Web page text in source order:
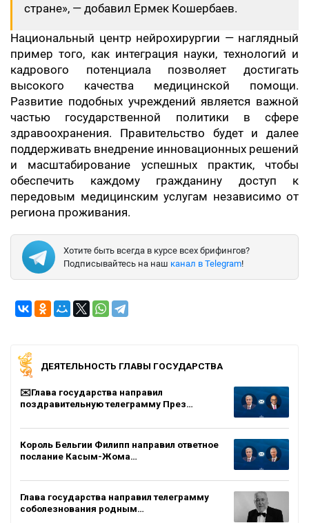
стране», — добавил Ермек Кошербаев.
Национальный центр нейрохирургии — наглядный
пример того, как интеграция науки, технологий и
кадрового потенциала позволяет достигать
высокого качества медицинской помощи.
Развитие подобных учреждений является важной
частью государственной политики в сфере
здравоохранения. Правительство будет и далее
поддерживать внедрение инновационных решений
и масштабирование успешных практик, чтобы
обеспечить каждому гражданину доступ к
передовым медицинским услугам независимо от
региона проживания.
Хотите быть всегда в курсе всех брифингов?
Подписывайтесь на наш канал в Telegram!
ДЕЯТЕЛЬНОСТЬ ГЛАВЫ ГОСУДАРСТВА
✉️Глава государства направил
поздравительную телеграмму През…
Король Бельгии Филипп направил ответное
послание Касым-Жома…
Глава государства направил телеграмму
соболезнования родным…